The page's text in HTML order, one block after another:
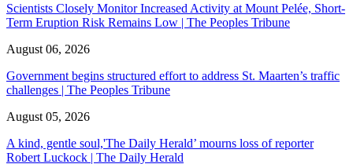
Scientists Closely Monitor Increased Activity at Mount Pelée, Short-
Term Eruption Risk Remains Low | The Peoples Tribune
August 06, 2026
Government begins structured effort to address St. Maarten’s traffic
challenges | The Peoples Tribune
August 05, 2026
A kind, gentle soul,'The Daily Herald’ mourns loss of reporter
Robert Luckock | The Daily Herald